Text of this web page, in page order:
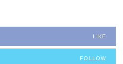
LIKE
FOLLOW